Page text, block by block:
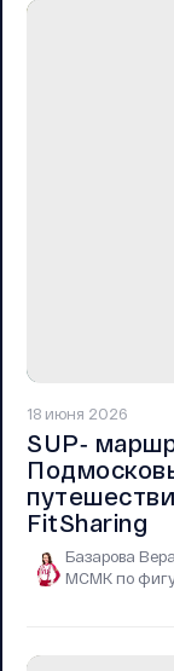
18 июня 2026
SUP‑
FitSharing
Базарова
МСМК по